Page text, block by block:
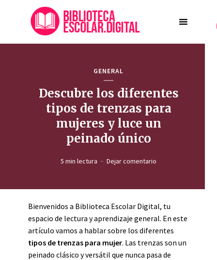
GENERAL
Descubre los diferentes
tipos de trenzas para
mujeres y luce un
peinado único
5 min lectura Dejar comentario
Bienvenidos a Biblioteca Escolar Digital, tu
espacio de lectura y aprendizaje general. En este
artículo vamos a hablar sobre los diferentes
tipos de trenzas para mujer. Las trenzas son un
peinado clásico y versátil que nunca pasa de